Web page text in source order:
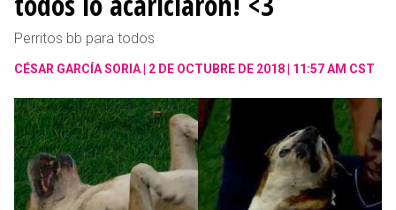
Perritos bb para todos
CÉSAR GARCÍA SORIA 2 DE OCTUBRE DE 2018 | 11:57 AM CST